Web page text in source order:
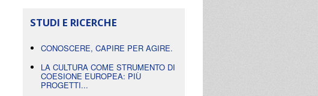
STUDI E RICERCHE
CONOSCERE, CAPIRE PER AGIRE.
LA CULTURA COME STRUMENTO DI
COESIONE EUROPEA: PIÙ
PROGETTI...